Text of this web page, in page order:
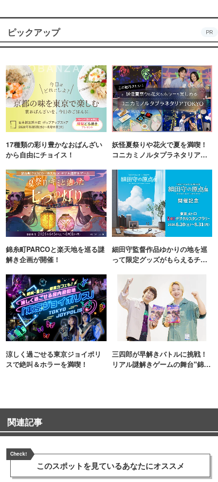
ピックアップ PR
17種類の彩り豊かなおばんざい
から自由にチョイス！
妖怪夏祭りや花火で夏を満喫！
コニカミノルタプラネタリア
錦糸町PARCOと楽天地を巡る謎
解き企画が開催！
細田守監督作品ゆかりの地を巡
って限定グッズがもらえるチャ
涼しく過ごせる東京ジョイポリ
スで絶叫＆ホラーを満喫！
三四郎が早解きバトルに挑戦！
リアル謎解きゲームの舞台"錦糸
関連記事
Check!
このスポットを見ているあなたにオススメ